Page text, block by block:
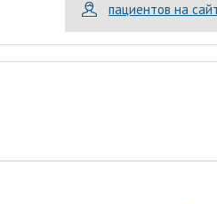
пациентов на